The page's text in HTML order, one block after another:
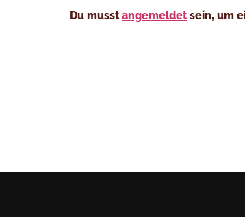
Du musstangemeldetsein, um